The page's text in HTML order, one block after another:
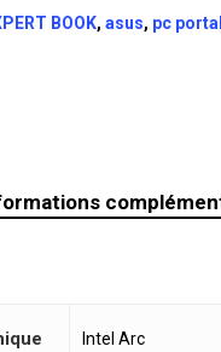
BOOK, asus, pc
Intel Arc